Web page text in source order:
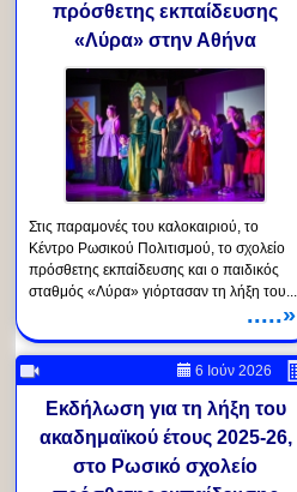
πρόσθετης εκπαίδευσης
«Λύρα» στην Αθήνα
Στις παραμονές του καλοκαιριού, το
Κέντρο Ρωσικού Πολιτισμού, το σχολείο
πρόσθετης εκπαίδευσης και ο παιδικός
σταθμός «Λύρα» γιόρτασαν τη λήξη του...
.....»
6 Ιούν 2026
Εκδήλωση για τη λήξη του
ακαδημαϊκού έτους 2025-26,
στο Ρωσικό σχολείο